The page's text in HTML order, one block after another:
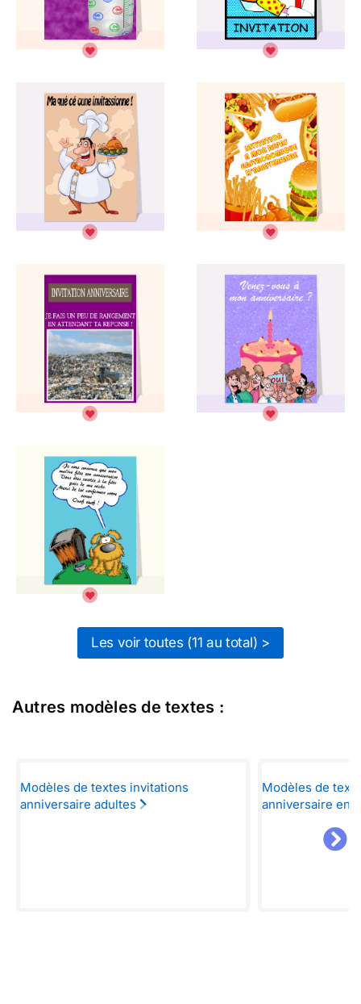
Les voir toutes (11 au total) >
Autres modèles de textes :
Modèles de textes invitations
anniversaire adultes
Modèles de
anniversaire